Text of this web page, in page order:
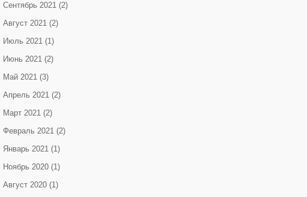
Сентябрь 2021 (2)
Август 2021 (2)
Июль 2021 (1)
Июнь 2021 (2)
Май 2021 (3)
Апрель 2021 (2)
Март 2021 (2)
Февраль 2021 (2)
Январь 2021 (1)
Ноябрь 2020 (1)
Август 2020 (1)